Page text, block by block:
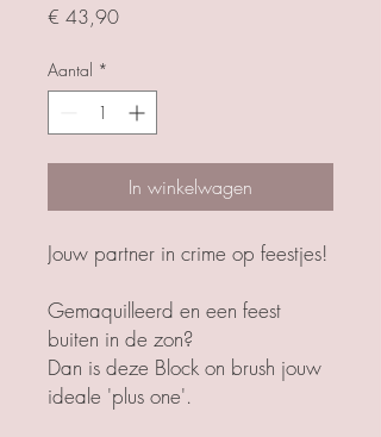
€ 43,90Prijs
Aantal *
In winkelwagen
Jouw partner in crime op feestjes!
Gemaquilleerd en een feest
buiten in de zon?
Dan is deze Block on brush jouw
ideale 'plus one'.